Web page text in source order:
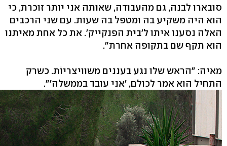
סובארו לבנה, גם מהעבודה, שאותה אני יותר זוכרת, כי
הוא היה משקיע בה ומטפל בה שעות. עם שני הרכבים
האלה נסענו איתו ל'בית הפנקייק'. את כל אחת מאיתנו
הוא תקף שם בתקופה אחרת".
מאיה: "הראש שלו נגע בעננים משוויצריוֹת. כשרק
התחיל הוא אמר לכולם, 'אני עובד בממשלה'".